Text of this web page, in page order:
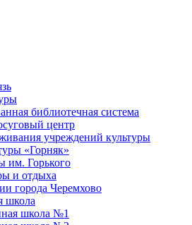
библиотечная система
центр
учреждений культуры
«Горняк»
им. Горького
и отдыха
города Черемхово
школа
школа №1